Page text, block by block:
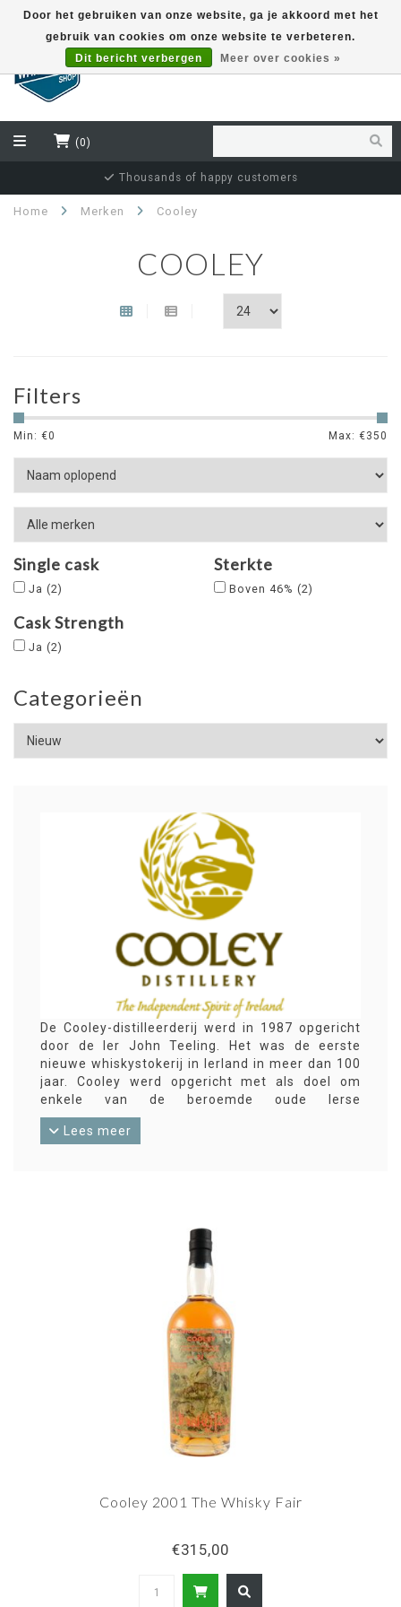
(0)
Thousands of happy customers
Home Merken Cooley
COOLEY
Filters
Min: €0 Max: €350
Single cask
Ja (2)
Sterkte
Boven 46% (2)
Cask Strength
Ja (2)
Categorieën
De Cooley-distilleerderij werd in 1987 opgericht
door de Ier John Teeling. Het was de eerste
nieuwe whiskystokerij in Ierland in meer dan 100
jaar. Cooley werd opgericht met als doel om
enkele van de beroemde oude Ierse
whiskeymerken te redden die in de mottenballen
waren gestopt. De distilleerderij ontleent zijn
Lees meer
Cooley 2001 The Whisky Fair
€315,00
Door het gebruiken van onze website, ga je akkoord met het
gebruik van cookies om onze website te verbeteren.
Dit bericht verbergen
Meer over cookies »